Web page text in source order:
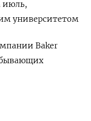
июль,
университетом
Baker